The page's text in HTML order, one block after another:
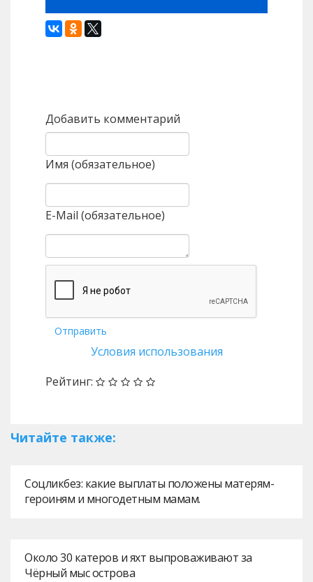
Добавить комментарий
Имя (обязательное)
E-Mail (обязательное)
Отправить
Условия использования
Рейтинг:
Читайте также:
Соцликбез: какие выплаты положены матерям-
героиням и многодетным мамам.
Около 30 катеров и яхт выпроваживают за
Чёрный мыс острова